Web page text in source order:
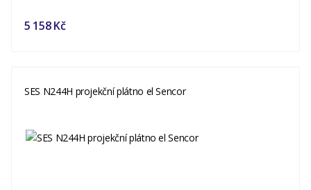
5 158 Kč
SES N244H projekční plátno el Sencor